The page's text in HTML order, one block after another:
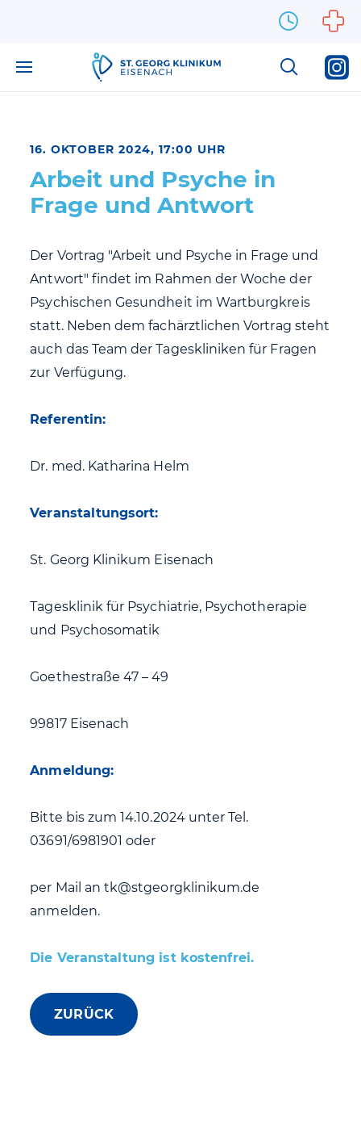
16. OKTOBER 2024, 17:00 UHR
Arbeit und Psyche in
Frage und Antwort
Der Vortrag "Arbeit und Psyche in Frage und
Antwort" findet im Rahmen der Woche der
Psychischen Gesundheit im Wartburgkreis
statt. Neben dem fachärztlichen Vortrag steht
auch das Team der Tageskliniken für Fragen
zur Verfügung.
Referentin:
Dr. med. Katharina Helm
Veranstaltungsort:
St. Georg Klinikum Eisenach
Tagesklinik für Psychiatrie, Psychotherapie
und Psychosomatik
Goethestraße 47 – 49
99817 Eisenach
Anmeldung:
Bitte bis zum 14.10.2024 unter Tel.
03691/6981901 oder
per Mail an tk@stgeorgklinikum.de
anmelden.
Die Veranstaltung ist kostenfrei.
ZURÜCK